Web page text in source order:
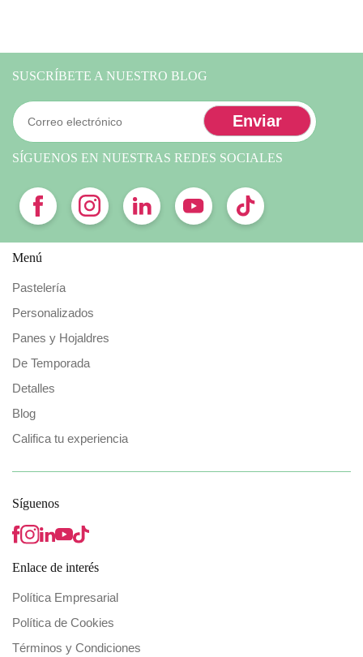
SUSCRÍBETE A NUESTRO BLOG
SÍGUENOS EN NUESTRAS REDES SOCIALES
Menú
Pastelería
Personalizados
Panes y Hojaldres
De Temporada
Detalles
Blog
Califica tu experiencia
Síguenos
Enlace de interés
Política Empresarial
Política de Cookies
Términos y Condiciones